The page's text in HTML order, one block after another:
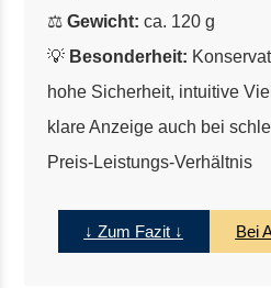
⚖️ Gewicht: ca. 120 g
💡 Besonderheit:
hohe Sicherheit, intuitive
klare Anzeige auch bei
Preis-Leistungs-Verhältnis
↓ Zum Fazit ↓ Bei